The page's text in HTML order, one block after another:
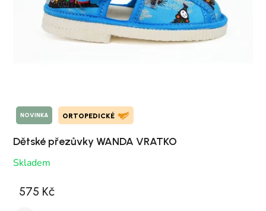
NOVINKA ORTOPEDICKÉ
Dětské přezůvky WANDA VRATKO
Skladem
575 Kč